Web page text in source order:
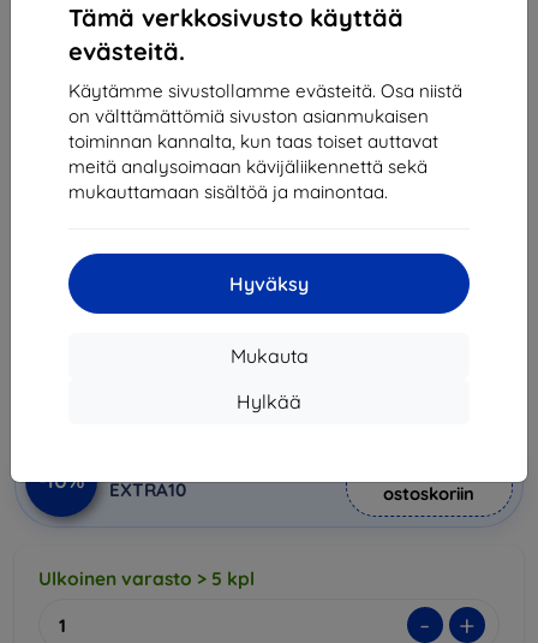
Tämä verkkosivusto käyttää
evästeitä.
Käytämme sivustollamme evästeitä. Osa niistä
on välttämättömiä sivuston asianmukaisen
toiminnan kannalta, kun taas toiset auttavat
meitä analysoimaan kävijäliikennettä sekä
mukauttamaan sisältöä ja mainontaa.
Hyväksy
Mukauta
Hylkää
3MK SilverProtect+ Folded
Edition kostealla asennuksella
Motorola Razr 60 Ultra
-10%
EXTRA10
ostoskoriin
Ulkoinen varasto > 5 kpl
- +